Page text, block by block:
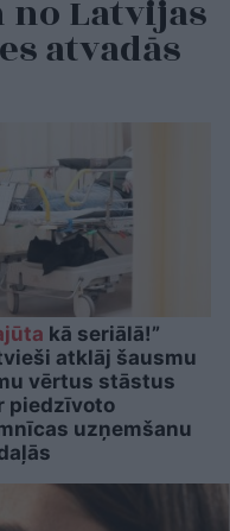
Latvijas
atvadās
kā seriālā!”
atklāj šausmu
vērtus stāstus
piedzīvoto
uzņemšanu